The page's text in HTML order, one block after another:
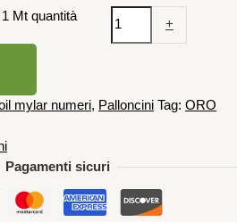
Mt quantità
+
mylar numeri, Palloncini Tag: ORO
Pagamenti sicuri